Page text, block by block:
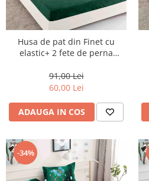
Husa de pat din Finet cu
elastic+ 2 fete de perna
91,00 Lei
60,00 Lei
ADAUGA IN COS
-34%